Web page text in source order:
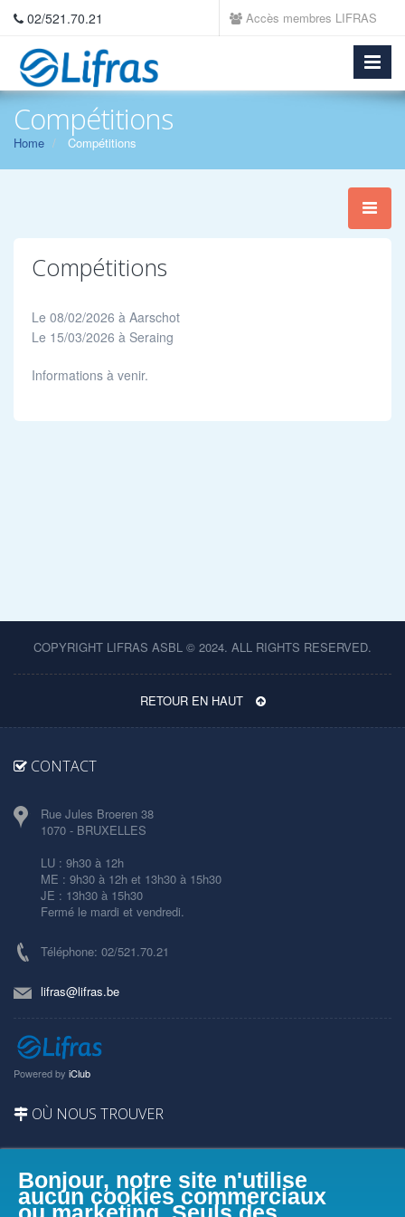
Bonjour, notre site n'utilise
aucun cookies commerciaux
02/521.70.21 Accès membres LIFRAS
Compétitions
Home Compétitions
Compétitions
Le 08/02/2026 à Aarschot
Le 15/03/2026 à Seraing
Informations à venir.
COPYRIGHT LIFRAS ASBL © 2024. ALL RIGHTS RESERVED.
RETOUR EN HAUT
CONTACT
Rue Jules Broeren 38
1070 - BRUXELLES
LU : 9h30 à 12h
ME : 9h30 à 12h et 13h30 à 15h30
JE : 13h30 à 15h30
Fermé le mardi et vendredi.
Téléphone: 02/521.70.21
lifras@lifras.be
Powered by iClub
OÙ NOUS TROUVER